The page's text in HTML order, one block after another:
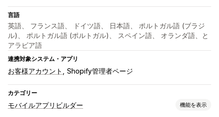
言語
英語、 フランス語、 ドイツ語、 日本語、 ポルトガル語 (ブラジ
ル)、 ポルトガル語 (ポルトガル)、 スペイン語、 オランダ語、と
アラビア語
連携対象システム・アプリ
お客様アカウント Shopify管理者ページ
カテゴリー
モバイルアプリビルダー 機能を表示